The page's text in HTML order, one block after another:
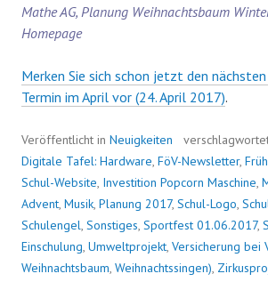
Mathe AG, Planung Weihnachtsbaum
Homepage
Merken Sie sich schon jetzt den
Termin im April vor (24. April 2017).
Veröffentlicht in Neuigkeiten
Digitale Tafel: Hardware, FöV-Newsletter,
Schul-Website, Investition Popcorn Maschine,
Advent, Musik, Planung 2017, Schul-Logo,
Schulengel, Sonstiges, Sportfest 01.06.2017,
Einschulung, Umweltprojekt, Versicherung bei
Weihnachtsbaum, Weihnachtssingen),